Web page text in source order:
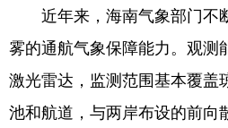
近年来，海南气象部门不
雾的通航气象保障能力。观测
激光雷达，监测范围基本覆盖
池和航道，与两岸布设的前向